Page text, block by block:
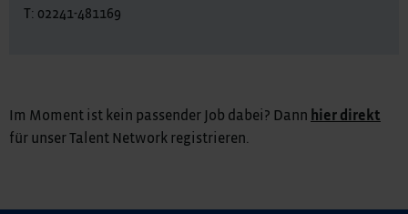
T: 02241-481169
Im Moment ist kein passender Job dabei? Dann hier direkt
für unser Talent Network registrieren.